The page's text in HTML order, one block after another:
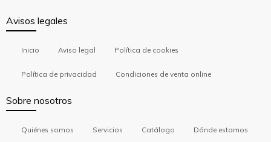
Avisos legales
Inicio Aviso legal Política de cookies
Política de privacidad Condiciones de venta online
Sobre nosotros
Quiénes somos Servicios Catálogo Dónde estamos